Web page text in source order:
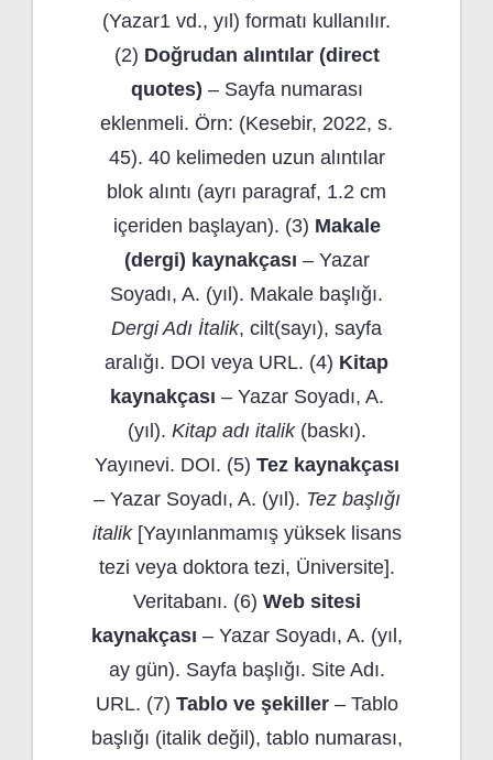
(Yazar1 vd., yıl) formatı kullanılır.
(2) Doğrudan alıntılar (direct
quotes) – Sayfa numarası
eklenmeli. Örn: (Kesebir, 2022, s.
45). 40 kelimeden uzun alıntılar
blok alıntı (ayrı paragraf, 1.2 cm
içeriden başlayan). (3) Makale
(dergi) kaynakçası – Yazar
Soyadı, A. (yıl). Makale başlığı.
Dergi Adı İtalik, cilt(sayı), sayfa
aralığı. DOI veya URL. (4) Kitap
kaynakçası – Yazar Soyadı, A.
(yıl). Kitap adı italik(baskı).
Yayınevi. DOI. (5) Tez kaynakçası
– Yazar Soyadı, A. (yıl). Tez başlığı
italik[Yayınlanmamış yüksek lisans
tezi veya doktora tezi, Üniversite].
Veritabanı. (6) Web sitesi
kaynakçası – Yazar Soyadı, A. (yıl,
ay gün). Sayfa başlığı. Site Adı.
URL. (7) Tablo ve şekiller– Tablo
başlığı (italik değil), tablo numarası,